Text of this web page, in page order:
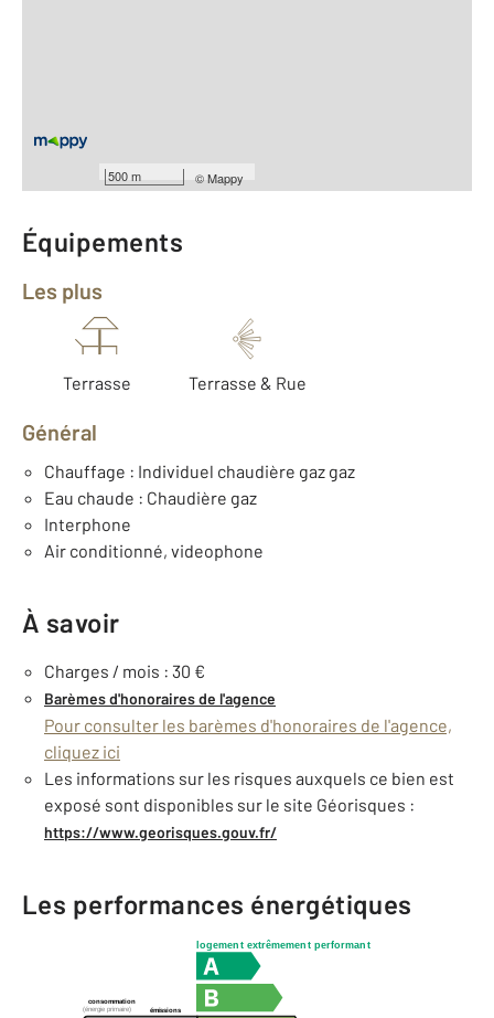
500 m ©Mappy
Type de construction : Traditionnelle
Année construction : 1950
Équipements
Les plus
Terrasse Terrasse & Rue
Général
Chauffage : Individuel chaudière gaz gaz
Eau chaude : Chaudière gaz
Interphone
Air conditionné, videophone
À savoir
Charges / mois : 30 €
Barèmes d'honoraires de l'agence
Pour consulter les barèmes d'honoraires de l'agence,
cliquez ici
Les informations sur les risques auxquels ce bien est
exposé sont disponibles sur le site Géorisques :
https://www.georisques.gouv.fr/
Les performances énergétiques
logement extrêmement performant
consommation
émissions
(énergie primaire)